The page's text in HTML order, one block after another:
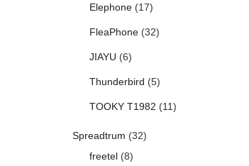
Elephone(17)
FleaPhone(32)
JIAYU (6)
Thunderbird (5)
TOOKY T1982 (11)
Spreadtrum (32)
freetel(8)